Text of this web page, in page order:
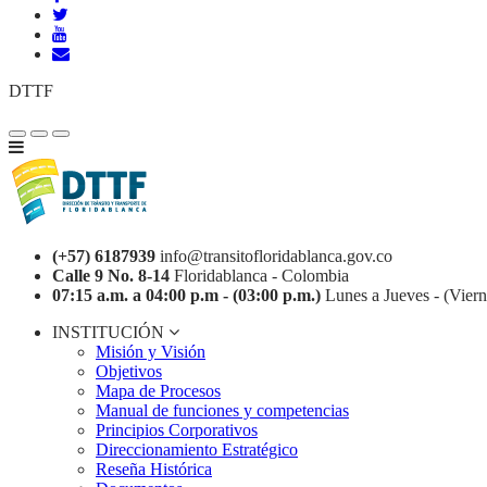
DTTF
(+57) 6187939 info@transitofloridablanca.gov.co
Calle 9 No. 8-14 Floridablanca - Colombia
07:15 a.m. a 04:00 p.m - (03:00 p.m.) Lunes a Jueves -
INSTITUCIÓN
Misión y Visión
Objetivos
Mapa de Procesos
Manual de funciones y competencias
Principios Corporativos
Direccionamiento Estratégico
Reseña Histórica